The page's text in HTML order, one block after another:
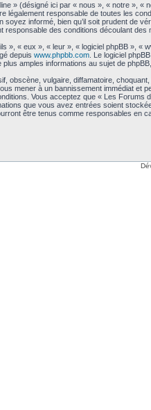
» (désigné ici par « nous », « notre »,
légalement responsable de toutes les
informé, bien qu’il soit prudent de
responsable des conditions découlant des
», « eux », « leur », « logiciel phpBB »,
depuis www.phpbb.com. Le logiciel
amples informations au sujet de
obscène, vulgaire, diffamatoire,
mener à un bannissement immédiat et
Vous acceptez que « Les Forums
que vous avez entrées soient
être tenus comme responsables en